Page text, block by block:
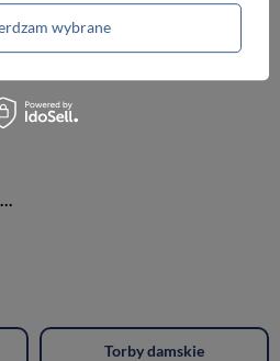
ZEGAREK MĘSKI NA BRANSOLECIE CASUAL CURREN 8325 (zc021b) - CHRONOGRAF
Torby damskie
wybrane